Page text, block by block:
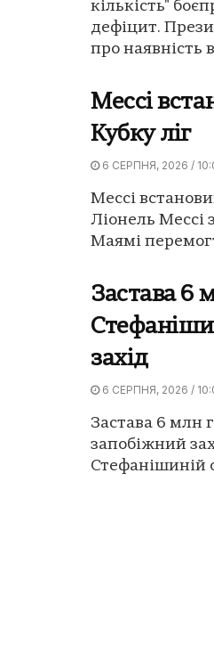
кількість"
дефіцит.
про наявність
Мессі
Кубку ліг
6 СЕРПНЯ, 2026 /
Мессі
Ліонель Мессі
Маямі
Застава 6
захід
6 СЕРПНЯ, 2026 /
Застава 6 млн
запобіжний
Стефанішиній